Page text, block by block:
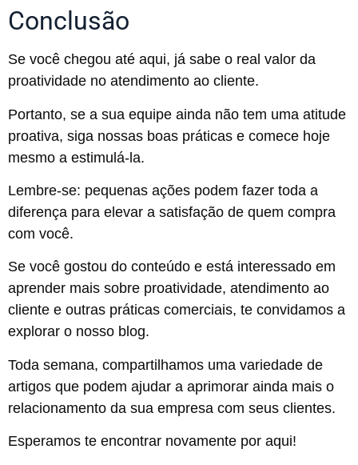
Conclusão
Se você chegou até aqui, já sabe o real valor da
proatividade no atendimento ao cliente.
Portanto, se a sua equipe ainda não tem uma atitude
proativa, siga nossas boas práticas e comece hoje
mesmo a estimulá-la.
Lembre-se: pequenas ações podem fazer toda a
diferença para elevar a satisfação de quem compra
com você.
Se você gostou do conteúdo e está interessado em
aprender mais sobre proatividade, atendimento ao
cliente e outras práticas comerciais, te convidamos a
explorar o nosso blog.
Toda semana, compartilhamos uma variedade de
artigos que podem ajudar a aprimorar ainda mais o
relacionamento da sua empresa com seus clientes.
Esperamos te encontrar novamente por aqui!